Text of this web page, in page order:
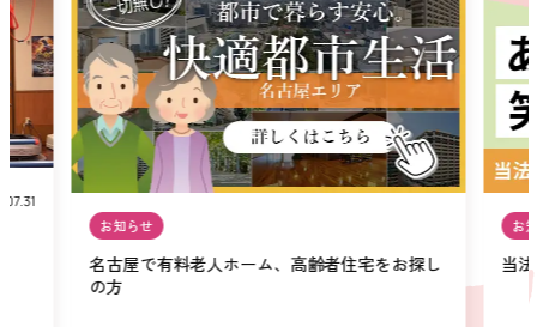
お知らせ
名古屋で有料老人ホーム、高齢者住宅をお探し
の方
お
当